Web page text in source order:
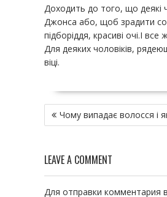
Доходить до того, що деякі
Джонса або, щоб зрадити
підборіддя, красиві очі.І
Для деяких чоловіків,
віці.
Н
а
и
г
а
ц
Чому випадає волосся і
LEAVE A COMMENT
Для отправки комментария